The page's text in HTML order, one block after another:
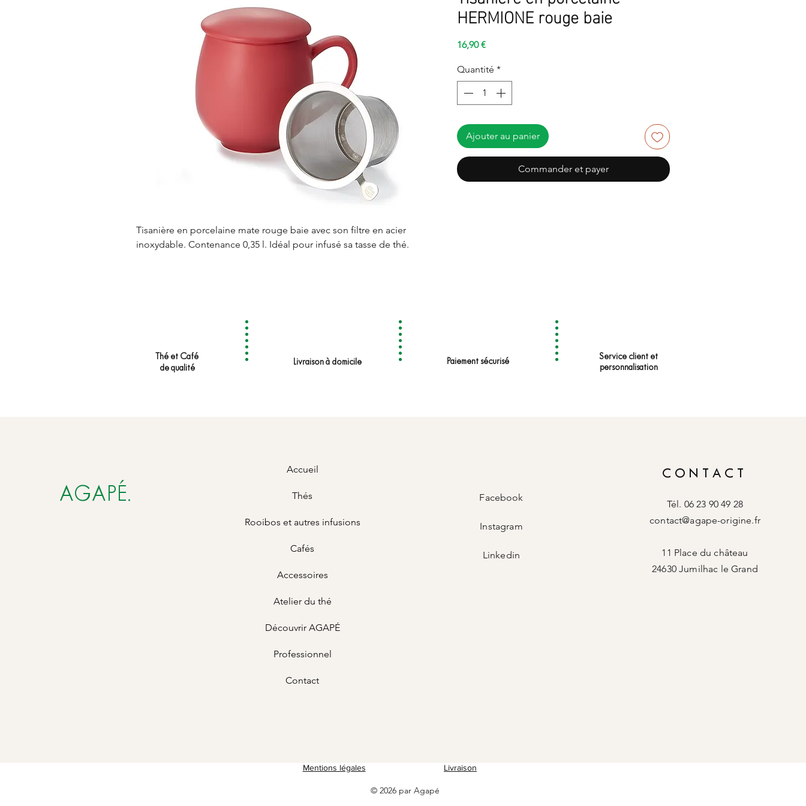
Tisanière en porcelaine mate rouge baie avec son filtre en acier
inoxydable. Contenance 0,35 l. Idéal pour infusé sa tasse de thé.
HERMIONE rouge baie
16,90 €Prix
Quantité *
Ajouter au panier
Commander et payer
Thé et Café
de qualité
Livraison à domicile Paiement sécurisé
Service client et
personnalisation
AGAPÉ.
Accueil
Thés
Rooibos et autres infusions
Cafés
Accessoires
Atelier du thé
Découvrir AGAPÉ
Professionnel
Contact
Facebook
Instagram
Linkedin
CONTACT
Tél. 06 23 90 49 28
contact@agape-origine.fr
11 Place du château
24630 Jumilhac le Grand
Mentions légales Livraison
© 2026 par Agapé